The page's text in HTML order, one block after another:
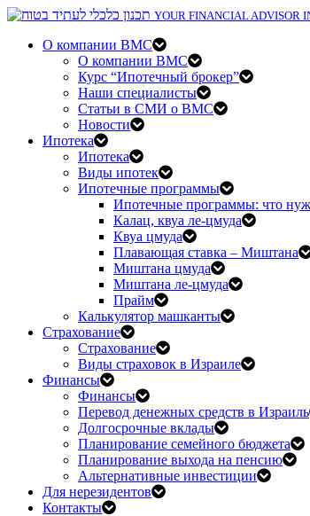
YOUR FINANCIAL ADVISOR
О компании BMC
О компании BMC
Курс “Ипотечный брокер”
Наши специалисты
Статьи в СМИ о BMC
Новости
Ипотека
Ипотека
Виды ипотек
Ипотечные программы
Ипотечные программы: что
Калац, квуа ле-цмуда
Квуа цмуда
Плавающая ставка – Миштана
Миштана цмуда
Миштана ле-цмуда
Прайм
Калькулятор машканты
Страхование
Страхование
Виды страховок в Израиле
Финансы
Финансы
Перевод денежных средств в Израиль
Долгосрочные вклады
Планирование семейного бюджета
Планирование выхода на пенсию
Альтернативные инвестиции
Для нерезидентов
Контакты